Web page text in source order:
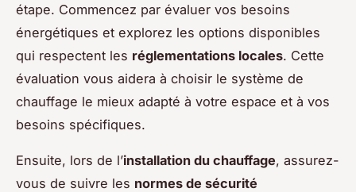
étape. Commencez par évaluer vos besoins
énergétiques et explorez les options disponibles
qui respectent les réglementations locales. Cette
évaluation vous aidera à choisir le système de
chauffage le mieux adapté à votre espace et à vos
besoins spécifiques.
Ensuite, lors de l’installation du chauffage, assurez-
vous de suivre les normes de sécurité